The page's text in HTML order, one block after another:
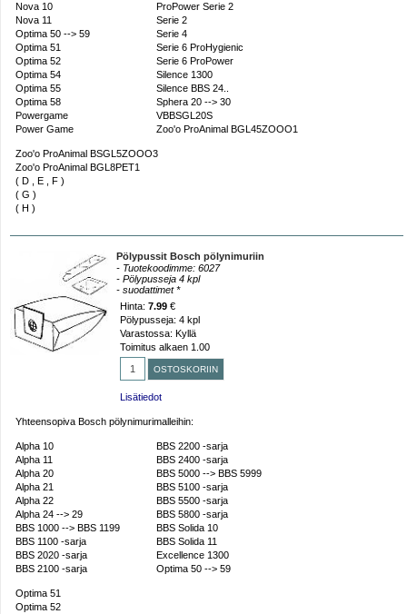
Nova 10
Nova 11
Optima 50 --> 59
Optima 51
Optima 52
Optima 54
Optima 55
Optima 58
Powergame
Power Game
ProPower Serie 2
Serie 2
Serie 4
Serie 6 ProHygienic
Serie 6 ProPower
Silence 1300
Silence BBS 24..
Sphera 20 --> 30
VBBSGL20S
Zoo'o ProAnimal BGL45ZOOO1
Zoo'o ProAnimal BSGL5ZOOO3
Zoo'o ProAnimal BGL8PET1
( D , E , F )
( G )
( H )
Pölypussit Bosch pölynimuriin
- Tuotekoodimme: 6027
- Pölypusseja 4 kpl
- suodattimet *
Hinta: 7.99 €
Pölypusseja: 4 kpl
Varastossa: Kyllä
Toimitus alkaen 1.00
Lisätiedot
Yhteensopiva Bosch pölynimurimalleihin:
Alpha 10
Alpha 11
Alpha 20
Alpha 21
Alpha 22
Alpha 24 --> 29
BBS 1000 --> BBS 1199
BBS 1100 -sarja
BBS 2020 -sarja
BBS 2100 -sarja
BBS 2200 -sarja
BBS 2400 -sarja
BBS 5000 --> BBS 5999
BBS 5100 -sarja
BBS 5500 -sarja
BBS 5800 -sarja
BBS Solida 10
BBS Solida 11
Excellence 1300
Optima 50 --> 59
Optima 51
Optima 52